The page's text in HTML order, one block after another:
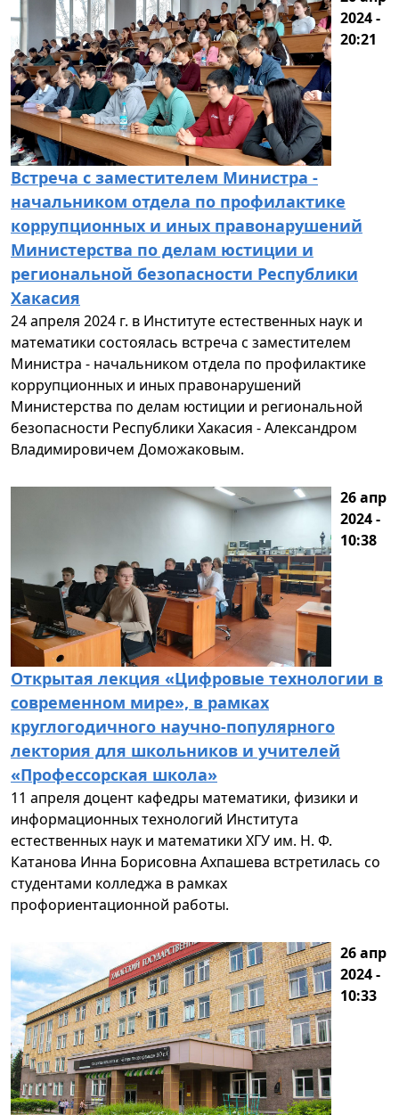
2024 -
20:21
Встреча с заместителем Министра -
начальником отдела по профилактике
коррупционных и иных правонарушений
Министерства по делам юстиции и
региональной безопасности Республики
Хакасия
24 апреля 2024 г. в Институте естественных наук и
математики состоялась встреча с заместителем
Министра - начальником отдела по профилактике
коррупционных и иных правонарушений
Министерства по делам юстиции и региональной
безопасности Республики Хакасия - Александром
Владимировичем Доможаковым.
26 апр
2024 -
10:38
Открытая лекция «Цифровые технологии в
современном мире», в рамках
круглогодичного научно-популярного
лектория для школьников и учителей
«Профессорская школа»
11 апреля доцент кафедры математики, физики и
информационных технологий Института
естественных наук и математики ХГУ им. Н. Ф.
Катанова Инна Борисовна Ахпашева встретилась со
студентами колледжа в рамках
профориентационной работы.
26 апр
2024 -
10:33